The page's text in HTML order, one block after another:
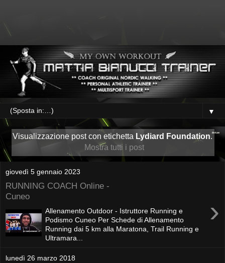
▼
Visualizzazione post con etichetta Lydiard Foundation.
Mostra tutti i post
giovedì 5 gennaio 2023
RUNNING COACH Online -
Cuneo
›
Allenamento Outdoor - Istruttore Running e
Podismo Cuneo Per Schede di Allenamento
Running dai 5 km alla Maratona, Trail Running e
Ultramara...
lunedì 26 marzo 2018